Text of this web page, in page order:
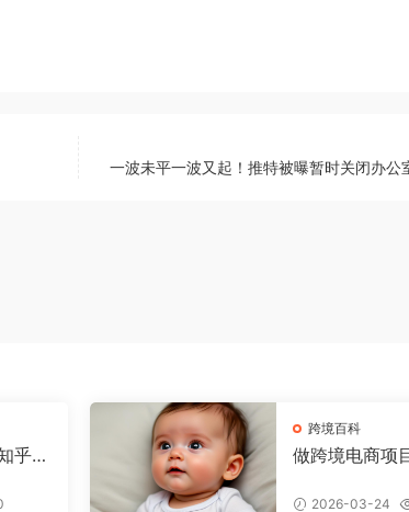
一波未平一波又起！推特被曝暂时关闭办公
乎，
跨境百科
做跨境电商项
2026-03-24